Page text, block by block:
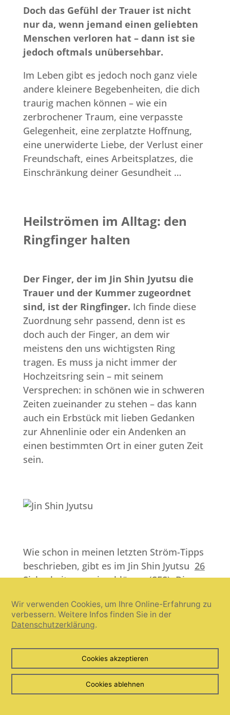
Doch das Gefühl der Trauer ist nicht
nur da, wenn jemand einen geliebten
Menschen verloren hat – dann ist sie
jedoch oftmals unübersehbar.
Im Leben gibt es jedoch noch ganz viele
andere kleinere Begebenheiten, die dich
traurig machen können – wie ein
zerbrochener Traum, eine verpasste
Gelegenheit, eine zerplatzte Hoffnung,
eine unerwiderte Liebe, der Verlust einer
Freundschaft, eines Arbeitsplatzes, die
Einschränkung deiner Gesundheit …
Heilströmen im Alltag: den
Ringfinger halten
Der Finger, der im Jin Shin Jyutsu die
Trauer und der Kummer zugeordnet
sind, ist der Ringfinger. Ich finde diese
Zuordnung sehr passend, denn ist es
doch auch der Finger, an dem wir
meistens den uns wichtigsten Ring
tragen. Es muss ja nicht immer der
Hochzeitsring sein – mit seinem
Versprechen: in schönen wie in schweren
Zeiten zueinander zu stehen – das kann
auch ein Erbstück mit lieben Gedanken
zur Ahnenlinie oder ein Andenken an
einen bestimmten Ort in einer guten Zeit
sein.
Wie schon in meinen letzten Ström-Tipps
beschrieben, gibt es im Jin Shin Jyutsu 26
Sicherheitsenergieschlösser (SES).Diese
verteilt. Auch beim Ringfinger haben fünf
dieser Sicherheitsenergieschlösser ihren
Dem Ringfinger sind die Organe Lunge
und Dickdarm zugeordnet.
Die Lunge ist das Organ, wo unser Atem –
Wir verwenden Cookies, um Ihre Online-Erfahrung zu
verbessern. Weitere Infos finden Sie in der
Datenschutzerklärung.
Cookies akzeptieren
Cookies ablehnen